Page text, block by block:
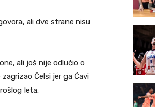
ali dve strane nisu
ali još nije odlučio o
Čelsi jer ga Ćavi
leta.